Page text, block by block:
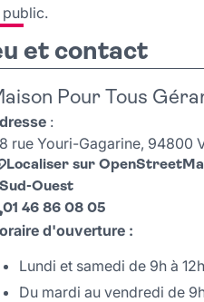
public.
et contact
Pour Tous
:
rue Youri-Gagarine, 94800
Localiser sur
Sud-Ouest
01 46 86 08 05
d'ouverture :
Lundi et samedi de 9h à 12h
Du mardi au vendredi de